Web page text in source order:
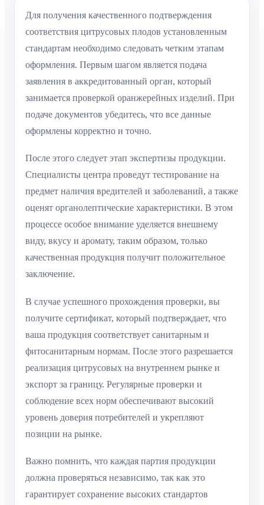
Для получения качественного подтверждения
соответствия цитрусовых плодов установленным
стандартам необходимо следовать четким этапам
оформления. Первым шагом является подача
заявления в аккредитованный орган, который
занимается проверкой оранжерейных изделий. При
подаче документов убедитесь, что все данные
оформлены корректно и точно.
После этого следует этап экспертизы продукции.
Специалисты центра проведут тестирование на
предмет наличия вредителей и заболеваний, а также
оценят органолептические характеристики. В этом
процессе особое внимание уделяется внешнему
виду, вкусу и аромату, таким образом, только
качественная продукция получит положительное
заключение.
В случае успешного прохождения проверки, вы
получите сертификат, который подтверждает, что
ваша продукция соответствует санитарным и
фитосанитарным нормам. После этого разрешается
реализация цитрусовых на внутреннем рынке и
экспорт за границу. Регулярные проверки и
соблюдение всех норм обеспечивают высокий
уровень доверия потребителей и укрепляют
позиции на рынке.
Важно помнить, что каждая партия продукции
должна проверяться независимо, так как это
гарантирует сохранение высоких стандартов